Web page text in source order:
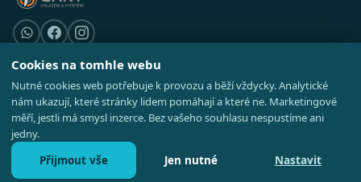
© 2026 Stavební středisko s.r.o. · IČO 08521514 ·Poradna·Kde působíme
·Realizace
GDPR ·Cookies·Nastavení cookies·Mapa webu
Nezávazná poptávka Zavolat 727 828 737
Cookies na tomhle webu
Nutné cookies web potřebuje k provozu a běží vždycky. Analytické
nám ukazují, které stránky lidem pomáhají a které ne. Marketingové
měří, jestli má smysl inzerce. Bez vašeho souhlasu nespustíme ani
jedny.
Přijmout vše
Jen nutné Nastavit